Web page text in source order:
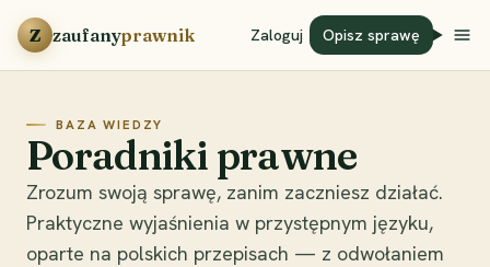
Przejdź do treści
Z zaufanyprawnik Zaloguj Opisz sprawę
BAZA WIEDZY
Poradniki prawne
Zrozum swoją sprawę, zanim zaczniesz działać.
Praktyczne wyjaśnienia w przystępnym języku,
oparte na polskich przepisach — z odwołaniem